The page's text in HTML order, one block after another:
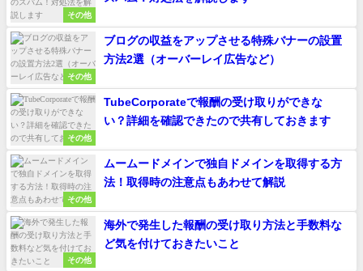
その他
その他
ブログの収益をアップさせる特殊バナーの設置
方法2選（オーバーレイ広告など）
その他
TubeCorporateで報酬の受け取りができな
い？詳細を確認できたので共有しておきます
その他
ムームードメインで独自ドメインを取得する方
法！取得時の注意点もあわせて解説
その他
海外で発生した報酬の受け取り方法と手数料な
ど気を付けておきたいこと